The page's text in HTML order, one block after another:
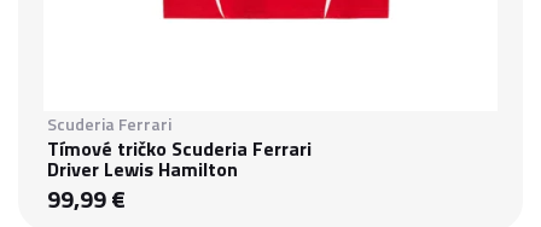
Scuderia Ferrari
Tímové tričko Scuderia Ferrari
Driver Lewis Hamilton
99,99 €